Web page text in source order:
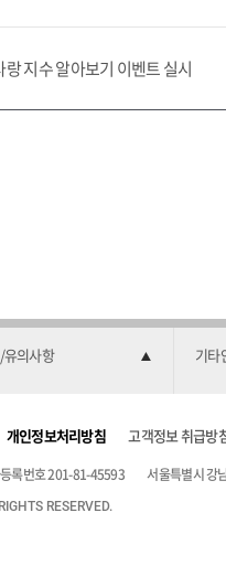
지수 알아보기 이벤트 실시
유의사항 기타
개인정보처리방침 고객정보 취급방
록번호 201-81-45593 서울특별시 강
RESERVED.